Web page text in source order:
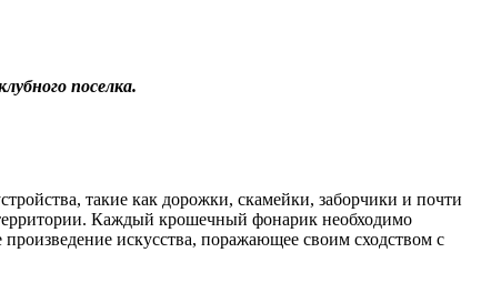
поселка.
такие как дорожки, скамейки, заборчики и почти
Каждый крошечный фонарик необходимо
искусства, поражающее своим сходством с